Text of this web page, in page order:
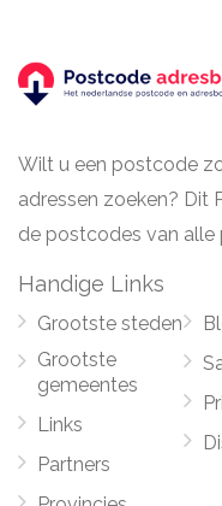
Wilt u een postcode
adressen zoeken? Dit
de postcodes van alle
Handige Links
Grootste steden
Grootste
gemeentes
Links
Partners